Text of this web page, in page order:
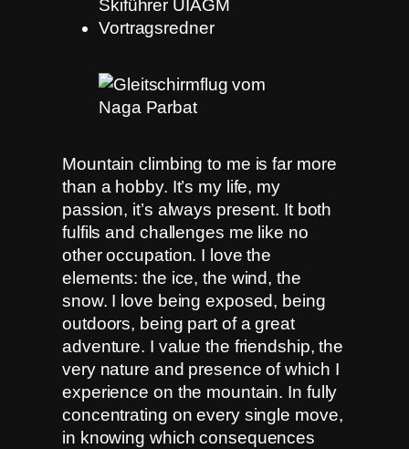
Skiführer UIAGM
Vortragsredner
Mountain climbing to me is far more
than a hobby. It’s my life, my
passion, it’s always present. It both
fulfils and challenges me like no
other occupation. I love the
elements: the ice, the wind, the
snow. I love being exposed, being
outdoors, being part of a great
adventure. I value the friendship, the
very nature and presence of which I
experience on the mountain. In fully
concentrating on every single move,
in knowing which consequences